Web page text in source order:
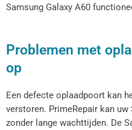
Samsung Galaxy A60
Problemen met
op
Een defecte oplaadpoort kan
verstoren. PrimeRepair kan
zonder lange wachttijden. De